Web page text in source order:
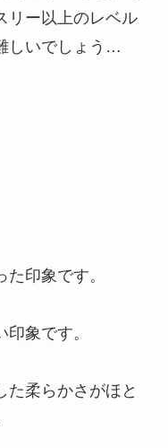
リー以上のレベル
しいでしょう…
印象です。
象です。
た柔らかさがほと